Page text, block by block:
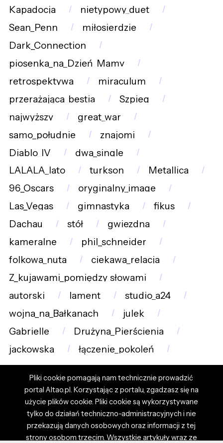
Kapadocja
nietypowy_duet
Sean_Penn
miłosierdzie
Dark_Connection
piosenka_na_Dzień_Mamy
retrospektywa
miraculum
przerażająca_bestia
Szpieg
najwyższy
great_war
samo_południe
znajomi
Diablo_IV
dwa_single
LALALA_lato
turkson
Metallica
96_Oscars
oryginalny_image
Las_Vegas
gimnastyka
fikus
Dachau
stół
gwiezdna
kameralne
phil_schneider
folkowa_nuta
ciekawa_relacja
Z_kujawami_pomiędzy_słowami
autorski
lament
studio_a24
wojna_na_Bałkanach
julek
Gabrielle
Drużyna_Pierścienia
jackowska
łączenie_pokoleń
Pliki cookie pomagają nam technicznie prowadzić
portal Altao.pl. Korzystając z portalu, zgadzasz się na
użycie plików cookie. Pliki cookie są wykorzystywane
tylko do działań techniczno-administracyjnych i nie
przekazują danych osobowych oraz informacji z tej
strony osobom trzecim. Wszystkie artykuły wraz ze